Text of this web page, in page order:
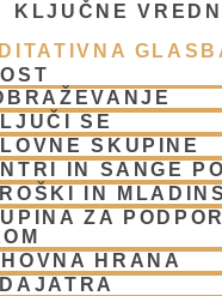
KLJUČNE
SE
SKUPINE
IN SANGE
IN
ZA
HRANA
Povabilo k
je ena najbolj
izjemno